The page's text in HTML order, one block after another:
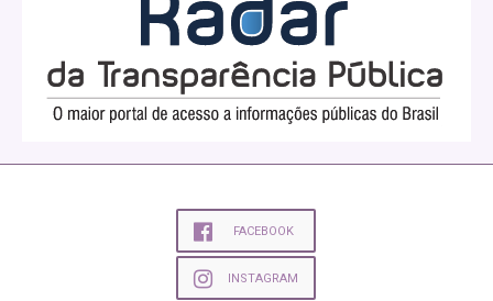
FACEBOOK
INSTAGRAM